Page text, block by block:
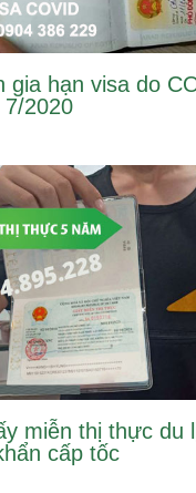
gia hạn visa do
7/2020
miễn thị thực du
cấp tốc